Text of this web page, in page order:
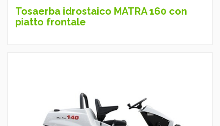
Tosaerba idrostaico MATRA 160 con
piatto frontale